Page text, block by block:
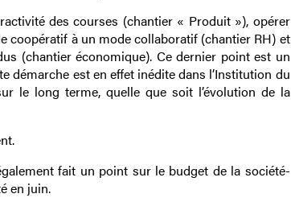
des courses (chantier « Produit »), opérer
coopératif à un mode collaboratif (chantier RH) et
(chantier économique). Ce dernier point est un
démarche est en effet inédite dans l’Institution du
le long terme, quelle que soit l’évolution de la
fait un point sur le budget de la société-
en juin.